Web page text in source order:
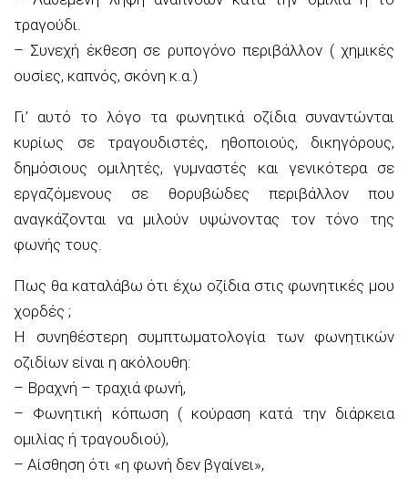
τραγούδι.
– Συνεχή έκθεση σε ρυπογόνο περιβάλλον ( χημικές
ουσίες, καπνός, σκόνη κ.α.)
Γι’ αυτό το λόγο τα φωνητικά οζίδια συναντώνται
κυρίως σε τραγουδιστές, ηθοποιούς, δικηγόρους,
δημόσιους ομιλητές, γυμναστές και γενικότερα σε
εργαζόμενους σε θορυβώδες περιβάλλον που
αναγκάζονται να μιλούν υψώνοντας τον τόνο της
φωνής τους.
Πως θα καταλάβω ότι έχω οζίδια στις φωνητικές μου
χορδές ;
Η συνηθέστερη συμπτωματολογία των φωνητικών
οζιδίων είναι η ακόλουθη:
– Βραχνή – τραχιά φωνή,
– Φωνητική κόπωση ( κούραση κατά την διάρκεια
ομιλίας ή τραγουδιού),
– Αίσθηση ότι «η φωνή δεν βγαίνει»,